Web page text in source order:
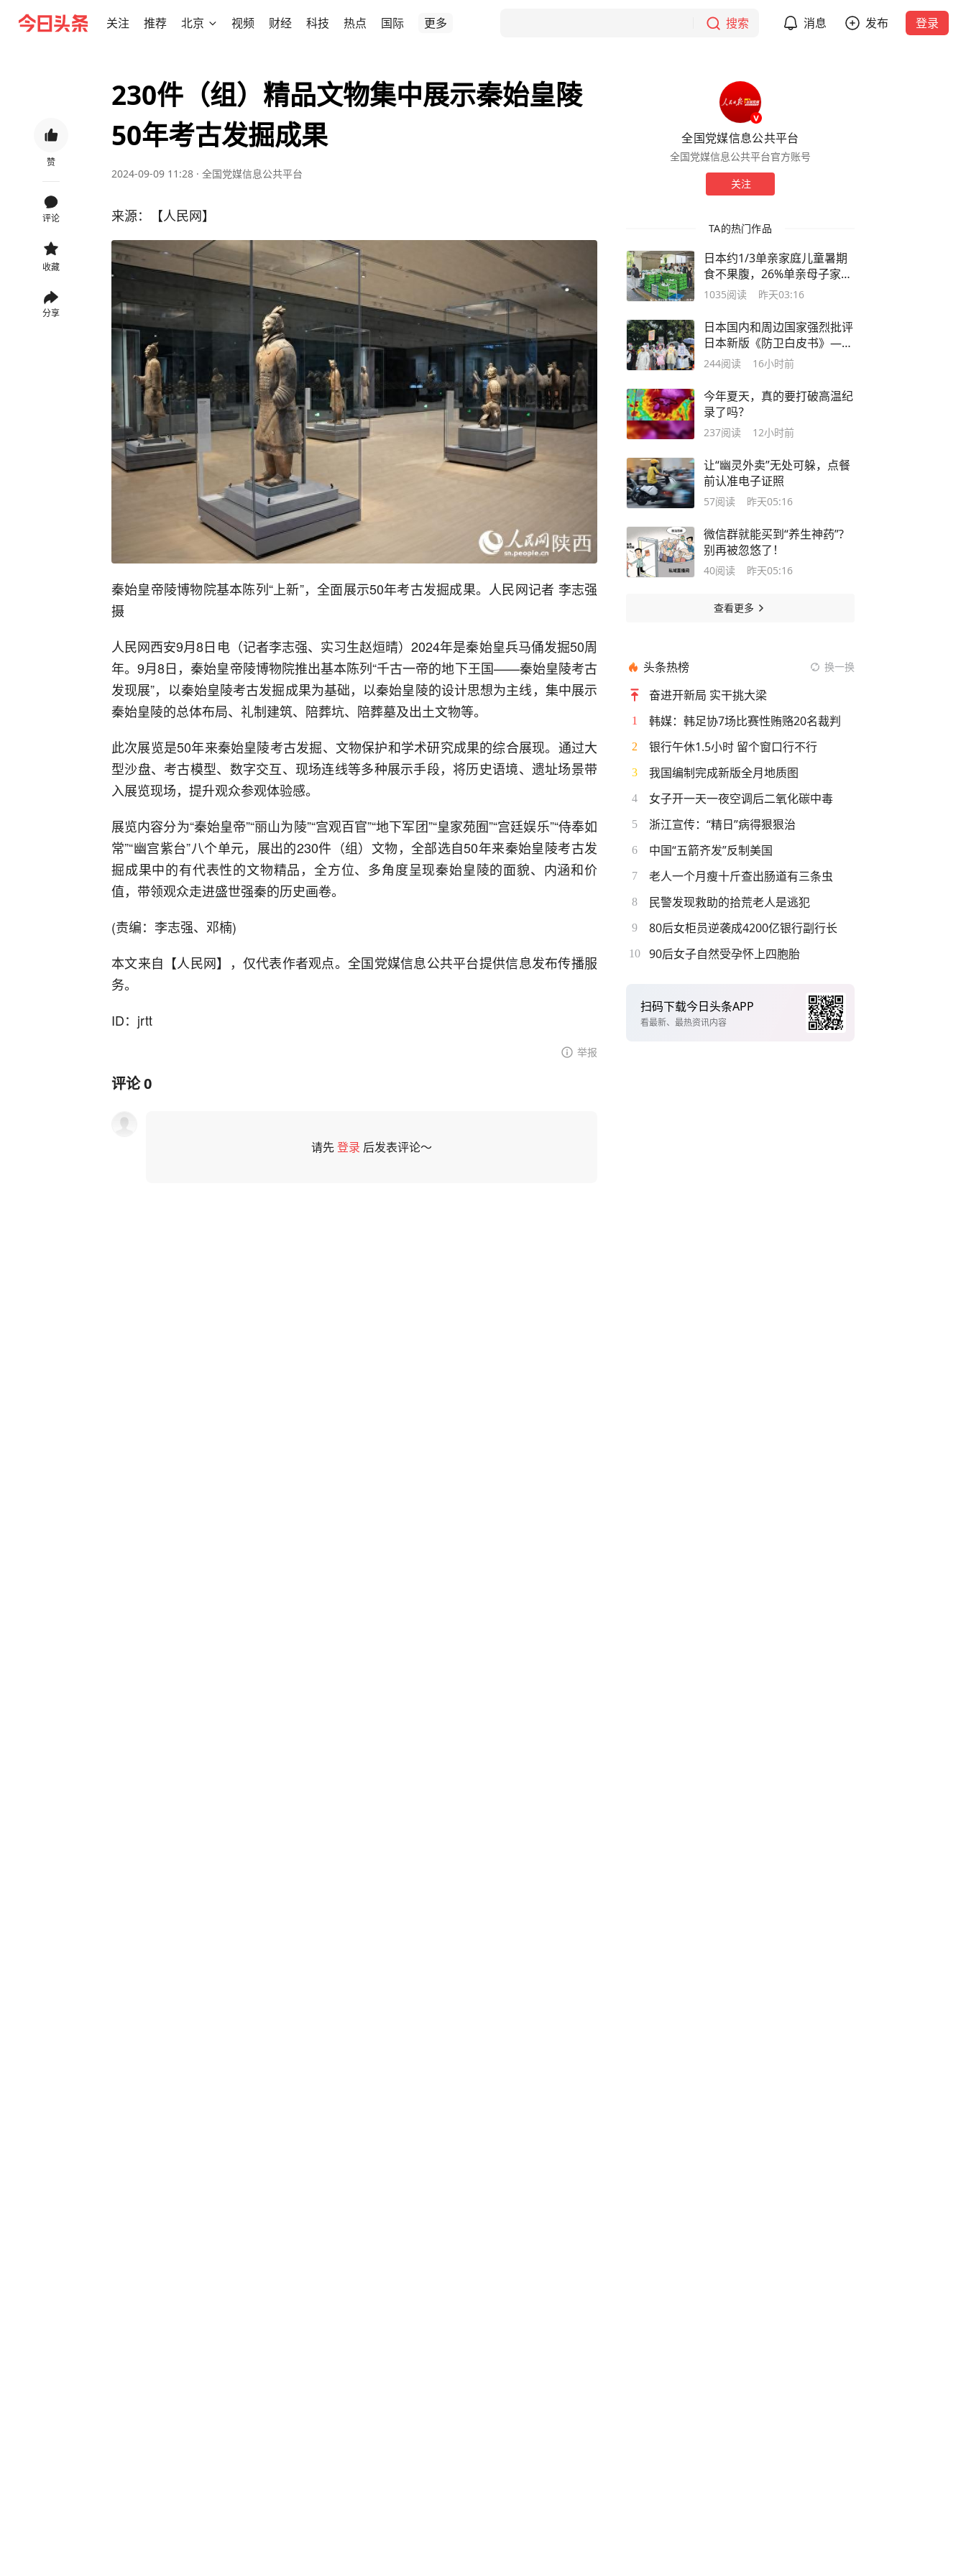
关注 推荐 北京 视频 财经 科技 热点 国际 更多 搜索 消息 发布 登录
赞
评论
收藏
分享
230件（组）精品文物集中展示秦始皇陵
50年考古发掘成果
2024-09-09 11:28 · 全国党媒信息公共平台
来源：【人民网】
秦始皇帝陵博物院基本陈列“上新”，全面展示50年考古发掘成果。人民网记者 李志强
摄
人民网西安9月8日电（记者李志强、实习生赵烜晴）2024年是秦始皇兵马俑发掘50周
年。9月8日，秦始皇帝陵博物院推出基本陈列“千古一帝的地下王国——秦始皇陵考古
发现展”，以秦始皇陵考古发掘成果为基础，以秦始皇陵的设计思想为主线，集中展示
秦始皇陵的总体布局、礼制建筑、陪葬坑、陪葬墓及出土文物等。
此次展览是50年来秦始皇陵考古发掘、文物保护和学术研究成果的综合展现。通过大
型沙盘、考古模型、数字交互、现场连线等多种展示手段，将历史语境、遗址场景带
入展览现场，提升观众参观体验感。
展览内容分为“秦始皇帝”“丽山为陵”“宫观百官”“地下军团”“皇家苑囿”“宫廷娱乐”“侍奉如
常”“幽宫紫台”八个单元，展出的230件（组）文物，全部选自50年来秦始皇陵考古发
掘成果中的有代表性的文物精品，全方位、多角度呈现秦始皇陵的面貌、内涵和价
值，带领观众走进盛世强秦的历史画卷。
(责编：李志强、邓楠)
本文来自【人民网】，仅代表作者观点。全国党媒信息公共平台提供信息发布传播服
务。
ID：jrtt
举报
评论0
请先登录 后发表评论～
全国党媒信息公共平台
全国党媒信息公共平台官方账号
关注
TA的热门作品
日本约1/3单亲家庭儿童暑期
食不果腹，26%单亲母子家庭
平均每餐花费不足100日元
1035阅读 昨天03:16
日本国内和周边国家强烈批评
日本新版《防卫白皮书》——
“高市早苗政府‘新型军国主
244阅读 16小时前
今年夏天，真的要打破高温纪
录了吗？
237阅读 12小时前
让“幽灵外卖”无处可躲，点餐
前认准电子证照
57阅读 昨天05:16
微信群就能买到“养生神药”?
别再被忽悠了！
40阅读 昨天05:16
查看更多
头条热榜 换一换
奋进开新局 实干挑大梁
1 韩媒：韩足协7场比赛性贿赂20名裁判
2 银行午休1.5小时 留个窗口行不行
3 我国编制完成新版全月地质图
4 女子开一天一夜空调后二氧化碳中毒
5 浙江宣传：“精日”病得狠狠治
6 中国“五箭齐发”反制美国
7 老人一个月瘦十斤查出肠道有三条虫
8 民警发现救助的拾荒老人是逃犯
9 80后女柜员逆袭成4200亿银行副行长
10 90后女子自然受孕怀上四胞胎
扫码下载今日头条APP
看最新、最热资讯内容